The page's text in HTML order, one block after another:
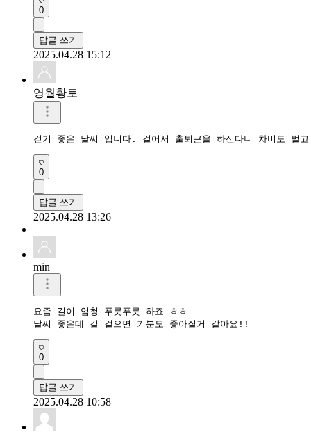
0
답글 쓰기
2025.04.28 15:12
영월황토
걷기 좋은 날씨 입니다. 걸어서 출퇴근을 하신다니 차비도 벌
0
답글 쓰기
2025.04.28 13:26
min
요즘 길이 엄청 푸릇푸릇 하죠 ㅎㅎ
날씨 좋은데 길 걸으면 기분도 좋아질거 같아요!!
0
답글 쓰기
2025.04.28 10:58